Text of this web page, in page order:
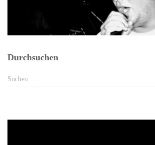
Durchsuchen
nach:
Suchen …